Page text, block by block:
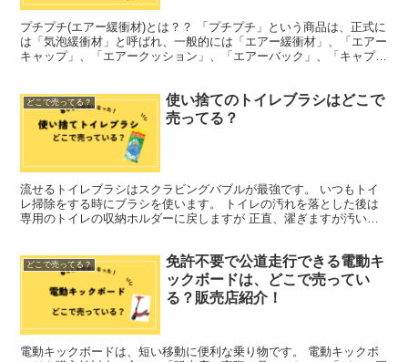
プチプチ(エアー緩衝材)とは？？ 「プチプチ」という商品は、正式に
は「気泡緩衝材」と呼ばれ、一般的には「エアー緩衝材」、「エアー
キャップ」、「エアークッション」、「エアーバック」、「キャプロ
どこで売ってる？
使い捨てのトイレブラシはどこで
売ってる？
流せるトイレブラシはスクラビングバブルが最強です。 いつもトイ
レ掃除をする時にブラシを使います。 トイレの汚れを落とした後は
専用のトイレの収納ホルダーに戻しますが 正直、濯ぎますが汚い。
どこで売ってる？
免許不要で公道走行できる電動キ
ックボードは、どこで売ってい
る？販売店紹介！
電動キックボードは、短い移動に便利な乗り物です。 電動キックボ